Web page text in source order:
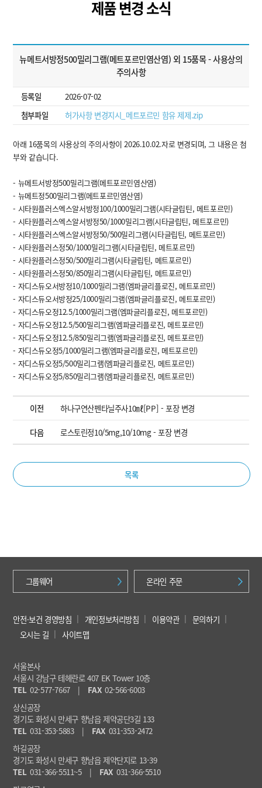
제품 변경 소식
뉴메트서방정500밀리그램(메트포르민염산염) 외 15품목 - 사용상의
주의사항
등록일
2026-07-02
첨부파일
허가사항 변경지시_메트포르민 함유 제제.zip
아래 16품목의 사용상의 주의사항이 2026.10.02.자로 변경되며, 그 내용은 첨
부와 같습니다.
- 뉴메트서방정500밀리그램(메트포르민염산염)
- 뉴메트정500밀리그램(메트포르민염산염)
- 시타원플러스엑스알서방정100/1000밀리그램(시타글립틴, 메트포르민)
- 시타원플러스엑스알서방정50/1000밀리그램(시타글립틴, 메트포르민)
- 시타원플러스엑스알서방정50/500밀리그램(시타글립틴, 메트포르민)
- 시타원플러스정50/1000밀리그램(시타글립틴, 메트포르민)
- 시타원플러스정50/500밀리그램(시타글립틴, 메트포르민)
- 시타원플러스정50/850밀리그램(시타글립틴, 메트포르민)
- 자디스듀오서방정10/1000밀리그램(엠파글리플로진, 메트포르민)
- 자디스듀오서방정25/1000밀리그램(엠파글리플로진, 메트포르민)
- 자디스듀오정12.5/1000밀리그램(엠파글리플로진, 메트포르민)
- 자디스듀오정12.5/500밀리그램(엠파글리플로진, 메트포르민)
- 자디스듀오정12.5/850밀리그램(엠파글리플로진, 메트포르민)
- 자디스듀오정5/1000밀리그램(엠파글리플로진, 메트포르민)
- 자디스듀오정5/500밀리그램(엠파글리플로진, 메트포르민)
- 자디스듀오정5/850밀리그램(엠파글리플로진, 메트포르민)
이전 하나구연산펜타닐주사10㎖[PP] - 포장 변경
다음 로스토린정10/5mg,10/10mg - 포장 변경
목록
그룹웨어 온라인 주문
안전·보건 경영방침 개인정보처리방침 이용약관
문의하기
오시는 길
사이트맵
서울본사
서울시 강남구 테헤란로 407 EK Tower 10층
TEL 02-577-7667 | FAX 02-566-6003
상신공장
경기도 화성시 만세구 향남읍 제약공단3길 133
TEL 031-353-5883 | FAX 031-353-2472
하길공장
경기도 화성시 만세구 향남읍 제약단지로 13-39
TEL 031-366-5511~5 | FAX 031-366-5510